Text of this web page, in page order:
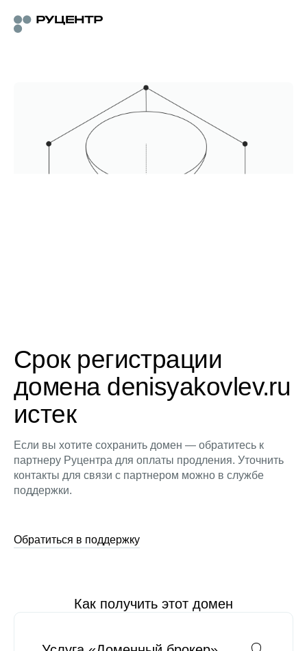
Срок регистрации
домена denisyakovlev.ru
истек
Если вы хотите сохранить домен — обратитесь к
партнеру Руцентра для оплаты продления. Уточнить
контакты для связи с партнером можно в службе
поддержки.
Обратиться в поддержку
Как получить этот домен